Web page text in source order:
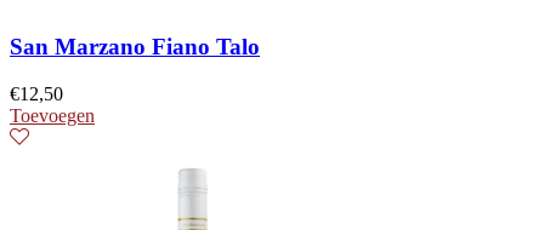
San Marzano Fiano Talo
€12,50
Toevoegen